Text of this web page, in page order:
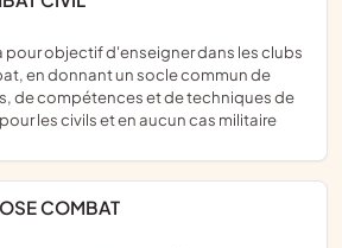
en donnant un socle commun de
de compétences et de techniques de
les civils et en aucun cas militaire
COMBAT